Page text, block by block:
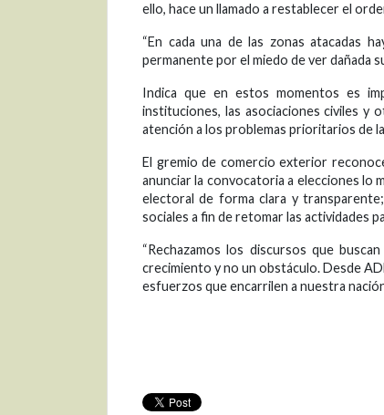
ello, hace un llamado a restablecer el
“En cada una de las zonas atacadas
permanente por el miedo de ver dañada
Indica que en estos momentos es
instituciones, las asociaciones civiles y
atención a los problemas prioritarios de
El gremio de comercio exterior
anunciar la convocatoria a elecciones lo
electoral de forma clara y
sociales a fin de retomar las actividades
“Rechazamos los discursos que
crecimiento y no un obstáculo. Desde
esfuerzos que encarrilen a nuestra